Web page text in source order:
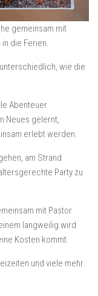
gemeinsam mit
die Ferien.
wie die
Abenteuer
Neues gelernt,
erlebt werden.
am Strand
Party zu
mit Pastor
langweilig wird
Kosten kommt.
und viele mehr.